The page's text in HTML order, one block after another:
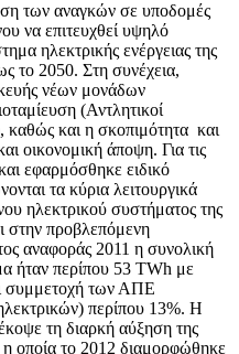
των αναγκών σε υποδομές
να επιτευχθεί υψηλό
ηλεκτρικής ενέργειας της
το 2050. Στη συνέχεια,
νέων μονάδων
(Αντλητικοί
και η σκοπιμότητα και
οικονομική άποψη. Για τις
εφαρμόσθηκε ειδικό
τα κύρια λειτουργικά
ηλεκτρικού συστήματος της
στην προβλεπόμενη
αναφοράς 2011 η συνολική
ήταν περίπου 53 TWh με
συμμετοχή των ΑΠΕ
περίπου 13%. Η
τη διαρκή αύξηση της
οποία το 2012 διαμορφώθηκε